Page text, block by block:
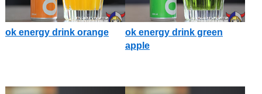
ok energy drink orange
ok energy drink green
apple